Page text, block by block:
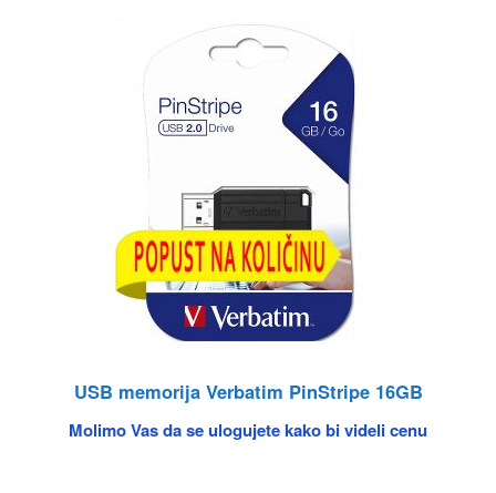
USB memorija Verbatim PinStripe 16GB
Molimo Vas da se ulogujete kako bi videli cenu